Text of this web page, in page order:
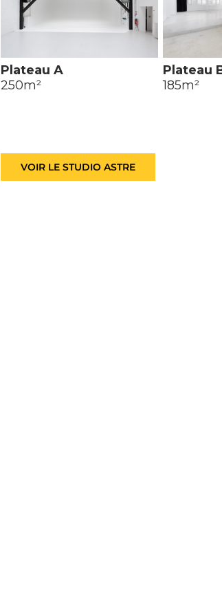
Plateau A
250m²
Plateau
185m²
VOIR LE STUDIO ASTRE